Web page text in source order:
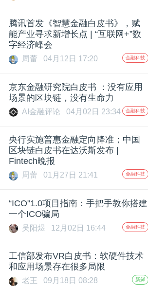
腾讯首发《智慧金融白皮书》，赋
能产业寻求新增长点 | “互联网+”数
字经济峰会
周蕾 04月12日 17:20 金融科技
京东金融研究院白皮书 ：没有应用
场景的区块链，没有生命力
AI金融评论 04月02日 23:34 金融科技
央行实施普惠金融定向降准；中国
区块链白皮书在达沃斯发布 |
Fintech晚报
周蕾 01月27日 21:41 金融科技
“ICO"1.0项目指南：手把手教你搭建
一个ICO骗局
吴阳煜 12月02日 16:44 金融科技
工信部发布VR白皮书：软硬件技术
和应用场景存在很多局限
老王 09月18日 08:28 新鲜